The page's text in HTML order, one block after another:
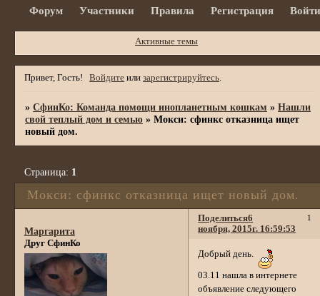
Форум Участники Правила Регистрация
Активные темы
Привет, Гость! Войдите илизарегистрируйтесь.
»СфинКо: Команда помощи инопланетным кошкам »Нашли
свой теплый дом и семью »Мокси: сфинкс отказница ищет
новый дом.
Мокси: сфинкс отказница ищет новый дом.
Страница: 1
Поделиться 1
6
ноября, 2015г. 16:59:53
Маргарита
Друг СфинКо
Добрый день.
03.11 нашла в интернете
объявление следующего